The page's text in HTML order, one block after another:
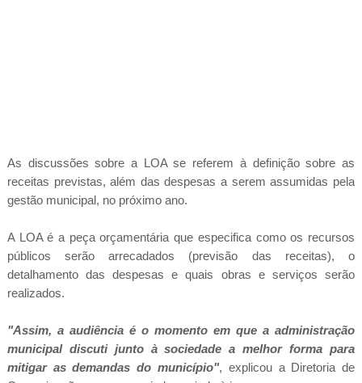
As discussões sobre a LOA se referem à definição sobre as
receitas previstas, além das despesas a serem assumidas pela
gestão municipal, no próximo ano.
A LOA é a peça orçamentária que especifica como os recursos
públicos serão arrecadados (previsão das receitas), o
detalhamento das despesas e quais obras e serviços serão
realizados.
"Assim, a audiência é o momento em que a administração
municipal discuti junto à sociedade a melhor forma para
mitigar as demandas do município", explicou a Diretoria de